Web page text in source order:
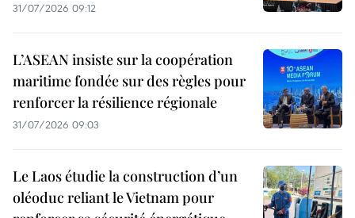
31/07/2026 09:12
L’ASEAN insiste sur la coopération
maritime fondée sur des règles pour
renforcer la résilience régionale
31/07/2026 09:03
Le Laos étudie la construction d’un
oléoduc reliant le Vietnam pour